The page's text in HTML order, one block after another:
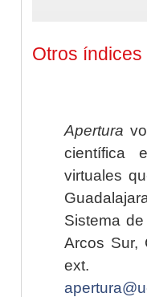
Otros índices
Apertura
científica
virtuales
Sistema
Arcos Sur,